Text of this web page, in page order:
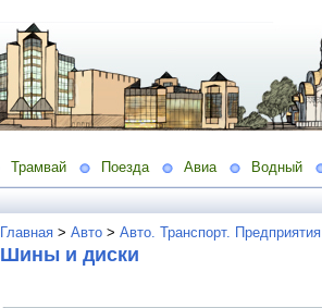
Трамвай Поезда Авиа Водный
Главная > Авто > Авто. Транспорт. Предприятия
Шины и диски